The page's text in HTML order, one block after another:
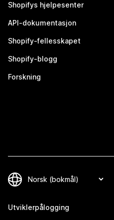
Shopifys hjelpesenter
API-dokumentasjon
Shopify-fellesskapet
Shopify-blogg
Forskning
Utviklerpålogging